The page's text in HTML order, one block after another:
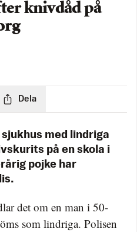
knivdåd på
Dela
med lindriga
på en skola i
pojke har
det om en man i 50-
som lindriga. Polisen